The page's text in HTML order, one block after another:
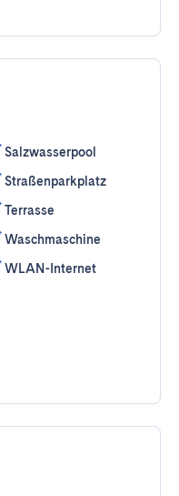
Salzwasserpool
Straßenparkplatz
Terrasse
Waschmaschine
WLAN-Internet